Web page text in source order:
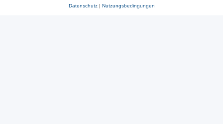
Datenschutz| Nutzungsbedingungen